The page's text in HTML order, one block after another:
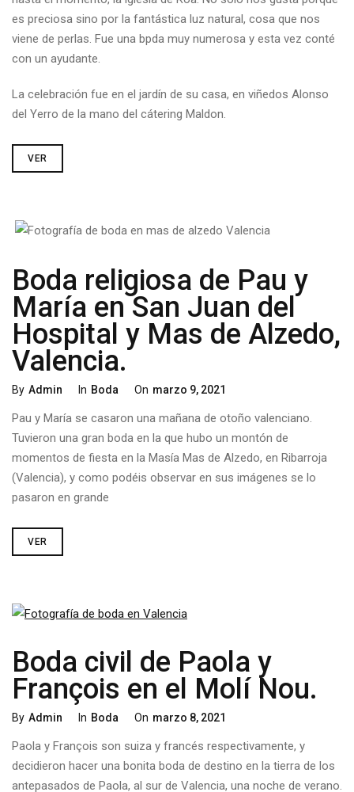
es preciosa sino por la fantástica luz natural, cosa que nos
viene de perlas. Fue una bpda muy numerosa y esta vez conté
con un ayudante.
La celebración fue en el jardín de su casa, en viñedos Alonso
del Yerro de la mano del cátering Maldon.
VER
Boda religiosa de Pau y
María en San Juan del
Hospital y Mas de Alzedo,
Valencia.
By Admin In Boda On Marzo 9, 2021
Pau y María se casaron una mañana de otoño valenciano.
Tuvieron una gran boda en la que hubo un montón de
momentos de fiesta en la Masía Mas de Alzedo, en Ribarroja
(Valencia), y como podéis observar en sus imágenes se lo
pasaron en grande
VER
Boda civil de Paola y
François en el Molí Nou.
By Admin In Boda On Marzo 8, 2021
Paola y François son suiza y francés respectivamente, y
decidieron hacer una bonita boda de destino en la tierra de los
antepasados de Paola, al sur de Valencia, una noche de verano.